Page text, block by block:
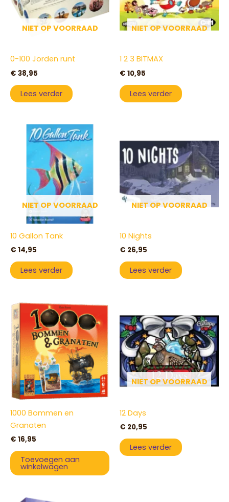
NIET OP VOORRAAD
0-100 Jorden runt
€ 38,95
Lees verder
NIET OP VOORRAAD
1 2 3 BITMAX
€ 10,95
Lees verder
NIET OP VOORRAAD
10 Gallon Tank
€ 14,95
Lees verder
NIET OP VOORRAAD
10 Nights
€ 26,95
Lees verder
1000 Bommen en
Granaten
€ 16,95
Toevoegen aan
winkelwagen
NIET OP VOORRAAD
12 Days
€ 20,95
Lees verder